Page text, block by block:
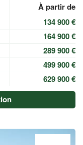
À partir de
134 900 €
164 900 €
289 900 €
499 900 €
629 900 €